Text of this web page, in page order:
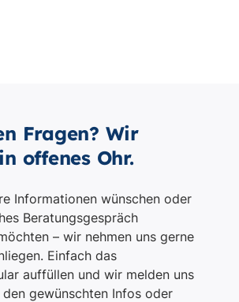
Fragen? Wir
offenes Ohr.
Informationen wünschen oder
Beratungsgespräch
– wir nehmen uns gerne
Einfach das
auffüllen und wir melden uns
gewünschten Infos oder